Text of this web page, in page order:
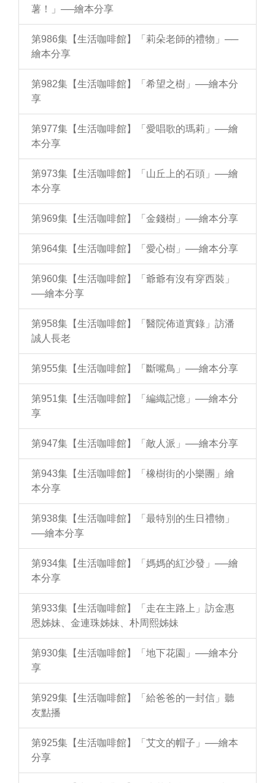
薯！」──繪本分享
第986集【生活咖啡館】「莉朵老師的禮物」──
繪本分享
第982集【生活咖啡館】「希望之樹」──繪本分
享
第977集【生活咖啡館】「愛唱歌的瑪莉」──繪
本分享
第973集【生活咖啡館】「山丘上的石頭」──繪
本分享
第969集【生活咖啡館】「金錢樹」──繪本分享
第964集【生活咖啡館】「愛心樹」──繪本分享
第960集【生活咖啡館】「爺爺有沒有穿西裝」
──繪本分享
第958集【生活咖啡館】「醫院佈道實錄」訪潘
誠人長老
第955集【生活咖啡館】「斷嘴鳥」──繪本分享
第951集【生活咖啡館】「編織記憶」──繪本分
享
第947集【生活咖啡館】「敵人派」──繪本分享
第943集【生活咖啡館】「橡樹街的小樂團」繪
本分享
第938集【生活咖啡館】「最特別的生日禮物」
──繪本分享
第934集【生活咖啡館】「媽媽的紅沙發」──繪
本分享
第933集【生活咖啡館】「走在主路上」訪金惠
恩姊妹、金連珠姊妹、朴周熙姊妹
第930集【生活咖啡館】「地下花園」──繪本分
享
第929集【生活咖啡館】「給爸爸的一封信」聽
友點播
第925集【生活咖啡館】「艾文的帽子」──繪本
分享